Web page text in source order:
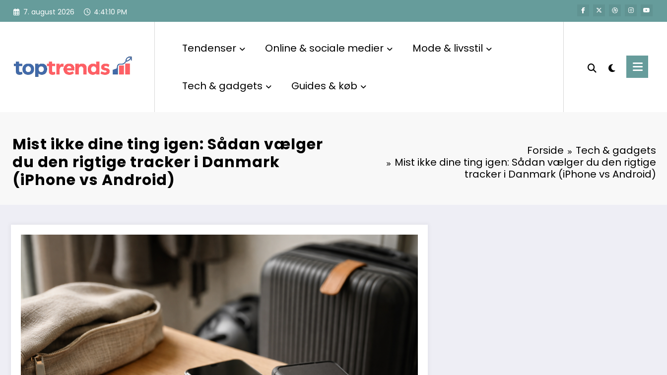
7. august 2026 4:41:11 PM
Tendenser Online & sociale medier Mode & livsstil
Tech & gadgets Guides & køb
Mist ikke dine ting igen: Sådan vælger
du den rigtige tracker i Danmark
(iPhone vs Android)
Forside
Tech & gadgets
Mist ikke dine ting igen: Sådan vælger du den rigtige
tracker i Danmark (iPhone vs Android)